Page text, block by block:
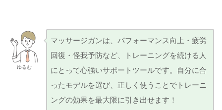
ゆるむ
マッサージガンは、パフォーマンス向上・疲労
回復・怪我予防など、トレーニングを続ける人
にとって心強いサポートツールです。自分に合
ったモデルを選び、正しく使うことでトレーニ
ングの効果を最大限に引き出せます！